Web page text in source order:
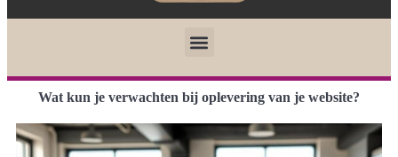
Wat kun je verwachten bij oplevering van je website?